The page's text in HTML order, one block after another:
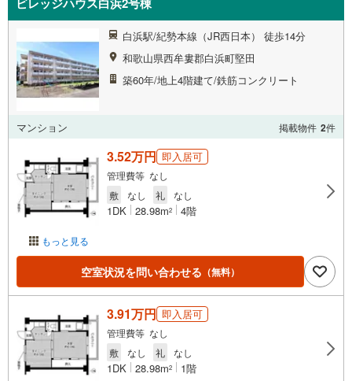
白浜駅/紀勢本線（JR西日本） 徒歩14分
和歌山県西牟婁郡白浜町堅田
築60年/地上4階建て/鉄筋コンクリート
マンション 掲載物件 2件
もっと見る
3.52万円 即入居可
管理費等 なし
敷
なし 礼 なし
1DK 28.98m2 4階
空室状況を問い合わせる （無料）
3.91万円 即入居可
管理費等 なし
敷
なし 礼 なし
1DK 28.98m2 1階